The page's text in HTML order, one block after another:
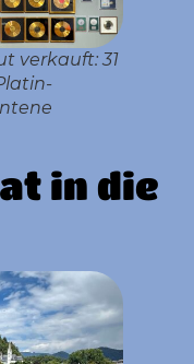
verkauft: 31
in die